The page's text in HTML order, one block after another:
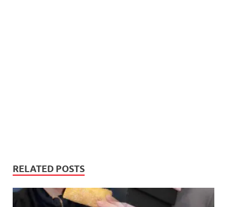
RELATED POSTS